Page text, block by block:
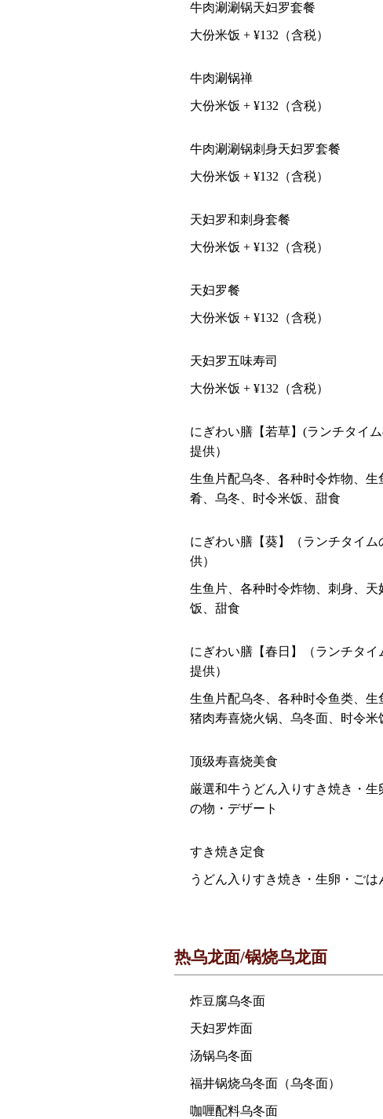
牛肉涮涮锅天妇罗套餐
大份米饭 + ¥132（含税）
牛肉涮锅禅
大份米饭 + ¥132（含税）
牛肉涮涮锅刺身天妇罗套餐
大份米饭 + ¥132（含税）
天妇罗和刺身套餐
大份米饭 + ¥132（含税）
天妇罗餐
大份米饭 + ¥132（含税）
天妇罗五味寿司
大份米饭 + ¥132（含税）
にぎわい膳【若草】(ランチタイ
提供）
生鱼片配乌冬、各种时令炸物、
肴、乌冬、时令米饭、甜食
にぎわい膳【葵】（ランチタイム
供）
生鱼片、各种时令炸物、刺身、
饭、甜食
にぎわい膳【春日】（ランチタイ
提供）
生鱼片配乌冬、各种时令鱼类、生
猪肉寿喜烧火锅、乌冬面、时令米
顶级寿喜烧美食
厳選和牛うどん入りすき焼き・
の物・デザート
すき焼き定食
うどん入りすき焼き・生卵・ごは
热乌龙面/锅烧乌龙面
炸豆腐乌冬面
天妇罗炸面
汤锅乌冬面
福井锅烧乌冬面（乌冬面）
咖喱配料乌冬面